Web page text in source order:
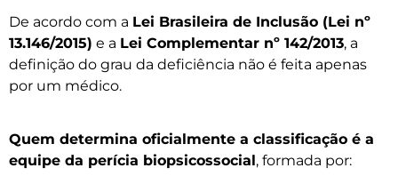
De acordo com a Lei Brasileira de Inclusão (Lei nº
13.146/2015) e a Lei Complementar nº 142/2013, a
definição do grau da deficiência não é feita apenas
por um médico.
Quem determina oficialmente a classificação é a
equipe da perícia biopsicossocial, formada por: